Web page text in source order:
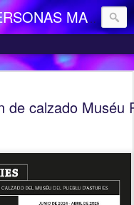
CENTRO DE DIA PARA PERSONAS MAYORES DEPENDIENTES "LA CAMOCHA"
de calzado Muséu